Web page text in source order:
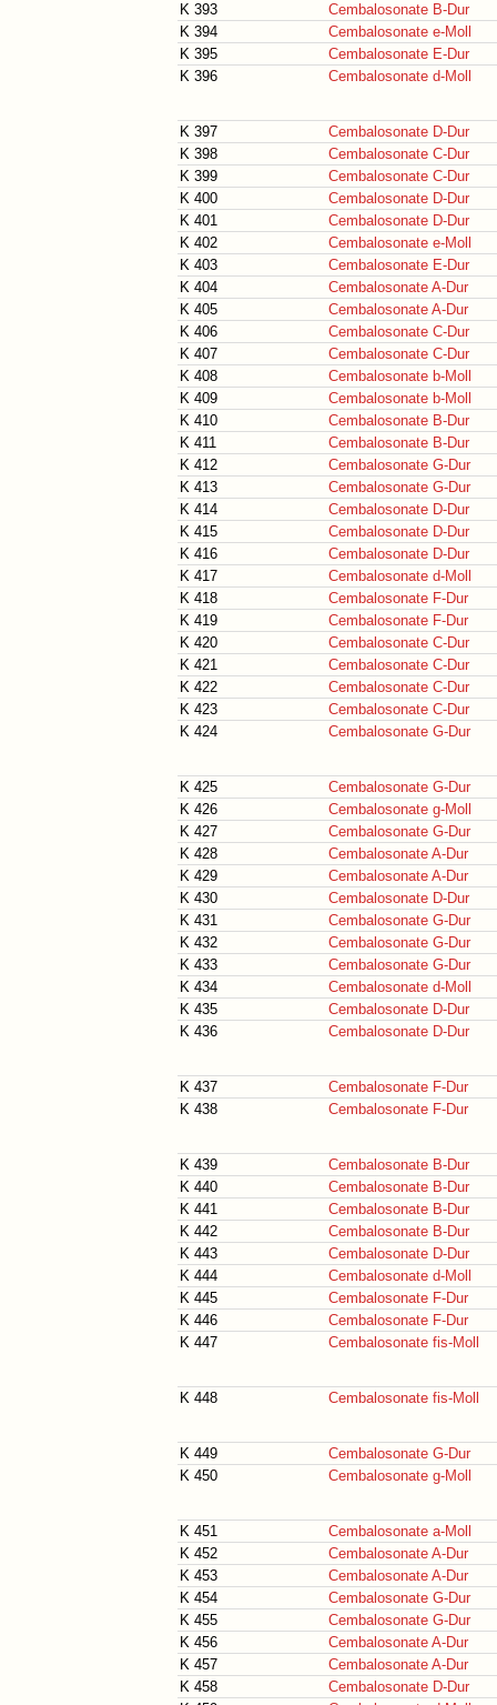
K 393
Cembalosonate B-Dur
K 394
Cembalosonate e-Moll
K 395
Cembalosonate E-Dur
K 396
Cembalosonate d-Moll
K 397
Cembalosonate D-Dur
K 398
Cembalosonate C-Dur
K 399
Cembalosonate C-Dur
K 400
Cembalosonate D-Dur
K 401
Cembalosonate D-Dur
K 402
Cembalosonate e-Moll
K 403
Cembalosonate E-Dur
K 404
Cembalosonate A-Dur
K 405
Cembalosonate A-Dur
K 406
Cembalosonate C-Dur
K 407
Cembalosonate C-Dur
K 408
Cembalosonate b-Moll
K 409
Cembalosonate b-Moll
K 410
Cembalosonate B-Dur
K 411
Cembalosonate B-Dur
K 412
Cembalosonate G-Dur
K 413
Cembalosonate G-Dur
K 414
Cembalosonate D-Dur
K 415
Cembalosonate D-Dur
K 416
Cembalosonate D-Dur
K 417
Cembalosonate d-Moll
K 418
Cembalosonate F-Dur
K 419
Cembalosonate F-Dur
K 420
Cembalosonate C-Dur
K 421
Cembalosonate C-Dur
K 422
Cembalosonate C-Dur
K 423
Cembalosonate C-Dur
K 424
Cembalosonate G-Dur
K 425
Cembalosonate G-Dur
K 426
Cembalosonate g-Moll
K 427
Cembalosonate G-Dur
K 428
Cembalosonate A-Dur
K 429
Cembalosonate A-Dur
K 430
Cembalosonate D-Dur
K 431
Cembalosonate G-Dur
K 432
Cembalosonate G-Dur
K 433
Cembalosonate G-Dur
K 434
Cembalosonate d-Moll
K 435
Cembalosonate D-Dur
K 436
Cembalosonate D-Dur
K 437
Cembalosonate F-Dur
K 438
Cembalosonate F-Dur
K 439
Cembalosonate B-Dur
K 440
Cembalosonate B-Dur
K 441
Cembalosonate B-Dur
K 442
Cembalosonate B-Dur
K 443
Cembalosonate D-Dur
K 444
Cembalosonate d-Moll
K 445
Cembalosonate F-Dur
K 446
Cembalosonate F-Dur
K 447
Cembalosonate fis-Moll
K 448 Cembalosonate fis-Moll
K 449
Cembalosonate G-Dur
K 450
Cembalosonate g-Moll
K 451
Cembalosonate a-Moll
K 452
Cembalosonate A-Dur
K 453
Cembalosonate A-Dur
K 454
Cembalosonate G-Dur
K 455
Cembalosonate G-Dur
K 456
Cembalosonate A-Dur
K 457
Cembalosonate A-Dur
K 458
Cembalosonate D-Dur